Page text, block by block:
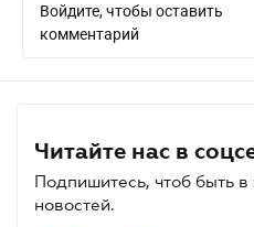
Войдите, чтобы оставить
комментарий
Читайте нас в
Подпишитесь, чтоб быть в
новостей.